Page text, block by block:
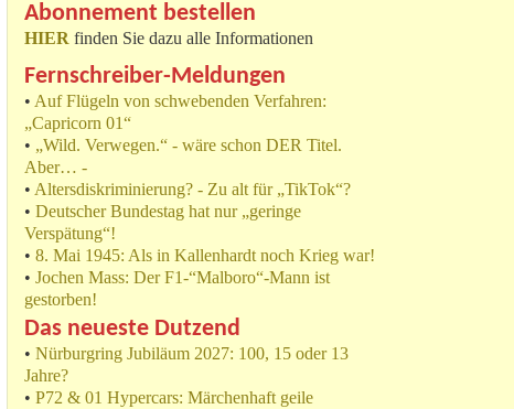
Abonnement bestellen
HIER finden Sie dazu alle Informationen
Fernschreiber-Meldungen
• Auf Flügeln von schwebenden Verfahren:
„Capricorn 01“
• „Wild. Verwegen.“ - wäre schon DER Titel.
Aber… -
• Altersdiskriminierung? - Zu alt für „TikTok“?
• Deutscher Bundestag hat nur „geringe
Verspätung“!
• 8. Mai 1945: Als in Kallenhardt noch Krieg war!
• Jochen Mass: Der F1-“Malboro“-Mann ist
gestorben!
Das neueste Dutzend
• Nürburgring Jubiläum 2027: 100, 15 oder 13
Jahre?
• P72 & 01 Hypercars: Märchenhaft geile